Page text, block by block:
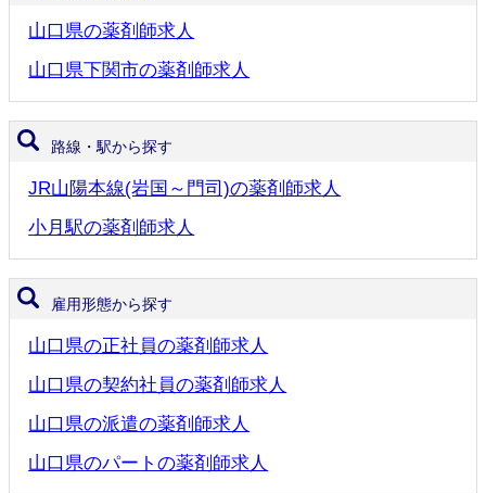
山口県の薬剤師求人
山口県下関市の薬剤師求人
路線・駅から探す
JR山陽本線(岩国～門司)の薬剤師求人
小月駅の薬剤師求人
雇用形態から探す
山口県の正社員の薬剤師求人
山口県の契約社員の薬剤師求人
山口県の派遣の薬剤師求人
山口県のパートの薬剤師求人